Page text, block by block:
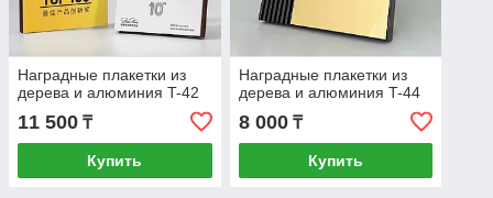
Наградные плакетки из
дерева и алюминия T-42
11 500 ₸
Купить
Наградные плакетки из
дерева и алюминия T-44
8 000₸
Купить